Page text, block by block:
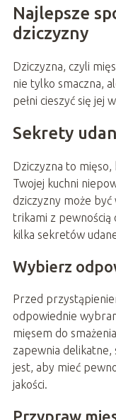
Najlepsze
dziczyzny
Dziczyzna, czyli
nie tylko smaczna,
pełni cieszyć się jej
Sekrety
Dziczyzna to
Twojej kuchni
dziczyzny może
trikami z pewnością
kilka sekretów
Wybierz
Przed
odpowiednie
mięsem do
zapewnia delikatne,
jest, aby mieć
jakości.
Przypraw